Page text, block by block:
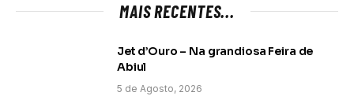
MAIS RECENTES...
Jet d’Ouro – Na grandiosa Feira de
Abiul
5 de Agosto, 2026